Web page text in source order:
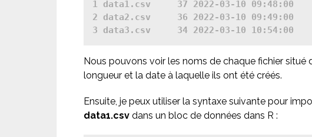
1 data1.csv     37 2022-03-10 09:48:00
2 data2.csv     36 2022-03-10 09:49:00
Nous pouvons voir les noms de chaque fichier situé
longueur et la date à laquelle ils ont été créés.
Ensuite, je peux utiliser la syntaxe suivante pour
data1.csv dans un bloc de données dans R :